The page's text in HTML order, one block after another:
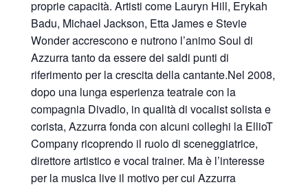
proprie capacità. Artisti come Lauryn Hill, Erykah
Badu, Michael Jackson, Etta James e Stevie
Wonder accrescono e nutrono l’animo Soul di
Azzurra tanto da essere dei saldi punti di
riferimento per la crescita della cantante.Nel 2008,
dopo una lunga esperienza teatrale con la
compagnia Divadlo, in qualità di vocalist solista e
corista, Azzurra fonda con alcuni colleghi la EllioT
Company ricoprendo il ruolo di sceneggiatrice,
direttore artistico e vocal trainer. Ma è l’interesse
per la musica live il motivo per cui Azzurra